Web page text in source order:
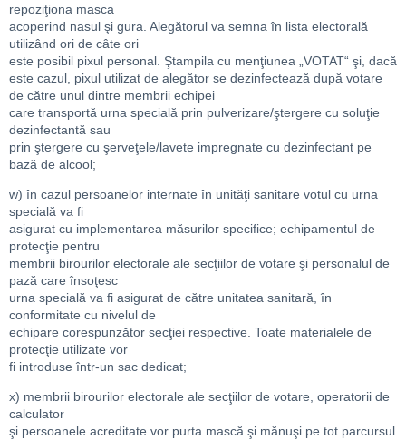
repoziţiona masca
acoperind nasul şi gura. Alegătorul va semna în lista electorală
utilizând ori de câte ori
este posibil pixul personal. Ştampila cu menţiunea „VOTAT“ şi, dacă
este cazul, pixul utilizat de alegător se dezinfectează după votare
de către unul dintre membrii echipei
care transportă urna specială prin pulverizare/ştergere cu soluţie
dezinfectantă sau
prin ştergere cu şerveţele/lavete impregnate cu dezinfectant pe
bază de alcool;
w) în cazul persoanelor internate în unităţi sanitare votul cu urna
specială va fi
asigurat cu implementarea măsurilor specifice; echipamentul de
protecţie pentru
membrii birourilor electorale ale secţiilor de votare şi personalul de
pază care însoţesc
urna specială va fi asigurat de către unitatea sanitară, în
conformitate cu nivelul de
echipare corespunzător secţiei respective. Toate materialele de
protecţie utilizate vor
fi introduse într-un sac dedicat;
x) membrii birourilor electorale ale secţiilor de votare, operatorii de
calculator
şi persoanele acreditate vor purta mască şi mănuşi pe tot parcursul